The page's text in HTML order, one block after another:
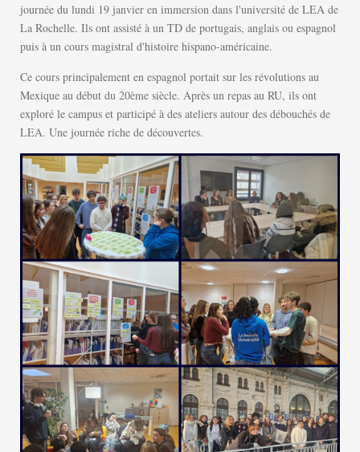
journée du lundi 19 janvier en immersion dans l'université de LEA de
La Rochelle. Ils ont assisté à un TD de portugais, anglais ou espagnol
puis à un cours magistral d'histoire hispano-américaine.
Ce cours principalement en espagnol portait sur les révolutions au
Mexique au début du 20ème siècle. Après un repas au RU, ils ont
exploré le campus et participé à des ateliers autour des débouchés de
LEA. Une journée riche de découvertes.